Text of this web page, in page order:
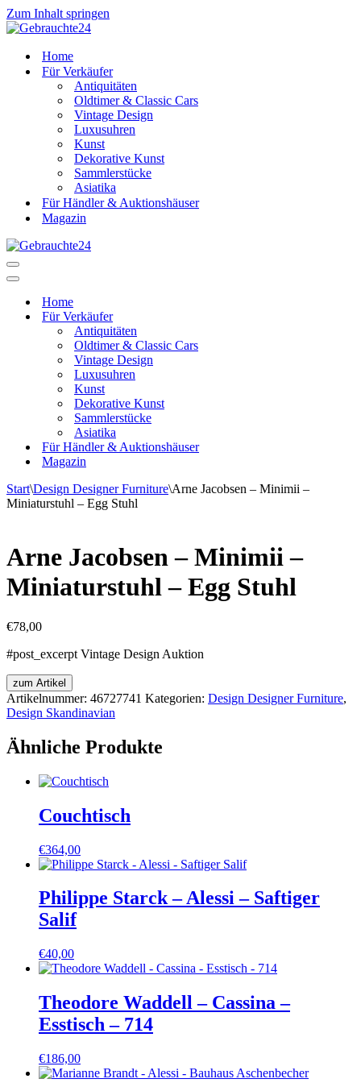
Zum Inhalt springen
Home
Für Verkäufer
Antiquitäten
Oldtimer & Classic Cars
Vintage Design
Luxusuhren
Kunst
Dekorative Kunst
Sammlerstücke
Asiatika
Für Händler & Auktionshäuser
Magazin
Navigationsmenü
Navigationsmenü
Home
Für Verkäufer
Antiquitäten
Oldtimer & Classic Cars
Vintage Design
Luxusuhren
Kunst
Dekorative Kunst
Sammlerstücke
Asiatika
Für Händler & Auktionshäuser
Magazin
Start\Design Designer Furniture\Arne Jacobsen – Minimii –
Miniaturstuhl – Egg Stuhl
Arne Jacobsen – Minimii –
Miniaturstuhl – Egg Stuhl
€78,00
#post_excerpt Vintage Design Auktion
zum Artikel
Artikelnummer: 46727741 Kategorien: Design Designer Furniture,
Design Skandinavian
Ähnliche Produkte
Couchtisch
€364,00
Philippe Starck – Alessi – Saftiger
Salif
€40,00
Theodore Waddell – Cassina –
Esstisch – 714
€186,00